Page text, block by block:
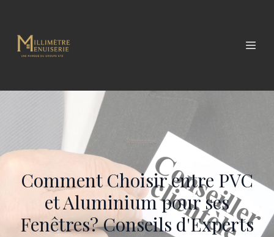
Comment Choisir entre PVC
et Aluminium pour ses
Fenêtres? Conseils d'Experts